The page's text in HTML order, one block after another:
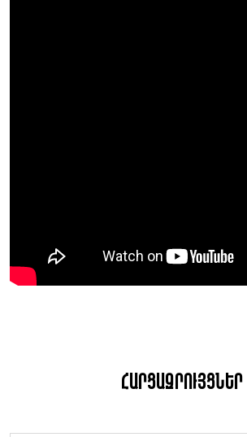
Հարցազրույցներ